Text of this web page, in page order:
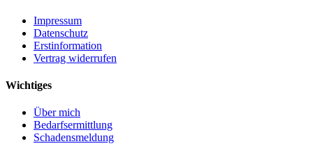
Impressum
Datenschutz
Erstinformation
Vertrag widerrufen
Wichtiges
Über mich
Bedarfsermittlung
Schadensmeldung